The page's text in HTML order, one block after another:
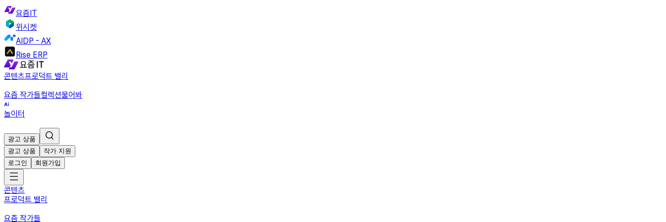
요즘IT
위시켓
AIDP - AX
Rise ERP
콘텐츠프로덕트 밸리
요즘 작가들컬렉션물어봐
놀이터
광고 상품
광고 상품
작가 지원
로그인
회원가입
콘텐츠
프로덕트 밸리
요즘 작가들